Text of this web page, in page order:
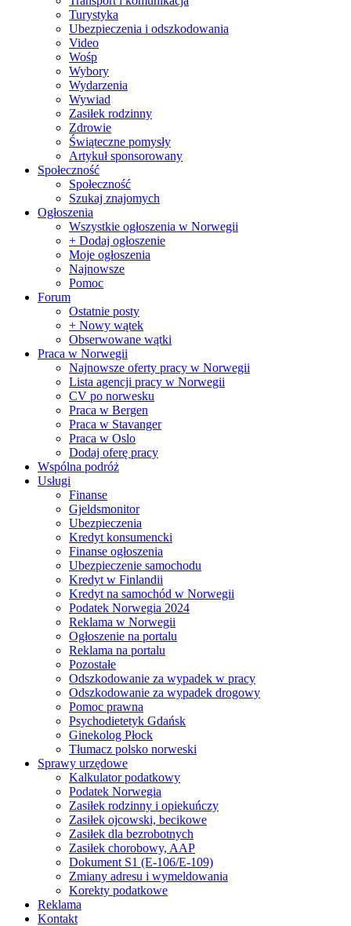
Turystyka
Ubezpieczenia i odszkodowania
Video
Wośp
Wybory
Wydarzenia
Wywiad
Zasiłek rodzinny
Zdrowie
Świąteczne pomysły
Artykuł sponsorowany
Społeczność
Społeczność
Szukaj znajomych
Ogłoszenia
Wszystkie ogłoszenia w Norwegii
+ Dodaj ogłoszenie
Moje ogłoszenia
Najnowsze
Pomoc
Forum
Ostatnie posty
+ Nowy wątek
Obserwowane wątki
Praca w Norwegii
Najnowsze oferty pracy w Norwegii
Lista agencji pracy w Norwegii
CV po norwesku
Praca w Bergen
Praca w Stavanger
Praca w Oslo
Dodaj oferę pracy
Wspólna podróż
Usługi
Finanse
Gjeldsmonitor
Ubezpieczenia
Kredyt konsumencki
Finanse ogłoszenia
Ubezpieczenie samochodu
Kredyt w Finlandii
Kredyt na samochód w Norwegii
Podatek Norwegia 2024
Reklama w Norwegii
Ogłoszenie na portalu
Reklama na portalu
Pozostałe
Odszkodowanie za wypadek w pracy
Odszkodowanie za wypadek drogowy
Pomoc prawna
Psychodietetyk Gdańsk
Ginekolog Płock
Tłumacz polsko norweski
Sprawy urzędowe
Kalkulator podatkowy
Podatek Norwegia
Zasiłek rodzinny i opiekuńczy
Zasiłek ojcowski, becikowe
Zasiłek dla bezrobotnych
Zasiłek chorobowy, AAP
Dokument S1 (E-106/E-109)
Zmiany adresu i wymeldowania
Korekty podatkowe
Reklama
Kontakt